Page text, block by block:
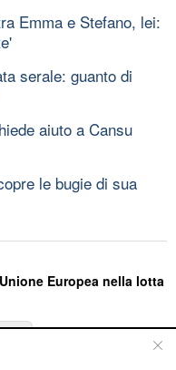
Emma e Stefano, lei:
serale: guanto di
aiuto a Cansu
le bugie di sua
Europea nella lotta